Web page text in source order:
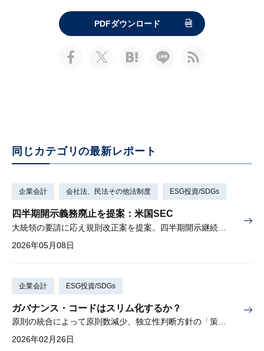
PDFダウンロード
同じカテゴリの最新レポート
企業会計 会社法、民法その他法制度 ESG投資/SDGs
四半期開示義務廃止を提案：米国SEC
2026年05月08日
企業会計 ESG投資/SDGs
ガバナンス・コードはスリム化するか？
原則の統合によって原則数減少、独立性判断方針の「策定・開示」から「策定」へ変更し要開示事項が減少
2026年02月26日